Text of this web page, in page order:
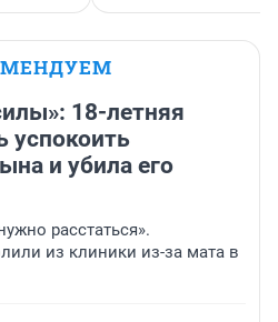
18-летняя
успокоить
и убила его
расстаться».
из клиники из-за мата в